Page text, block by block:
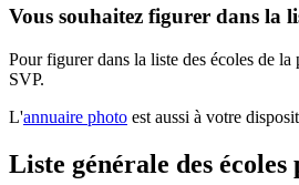
Vous souhaitez figurer dans la
Pour figurer dans la liste des écoles de
SVP.
L'annuaire photo est aussi à votre
Liste générale des écoles